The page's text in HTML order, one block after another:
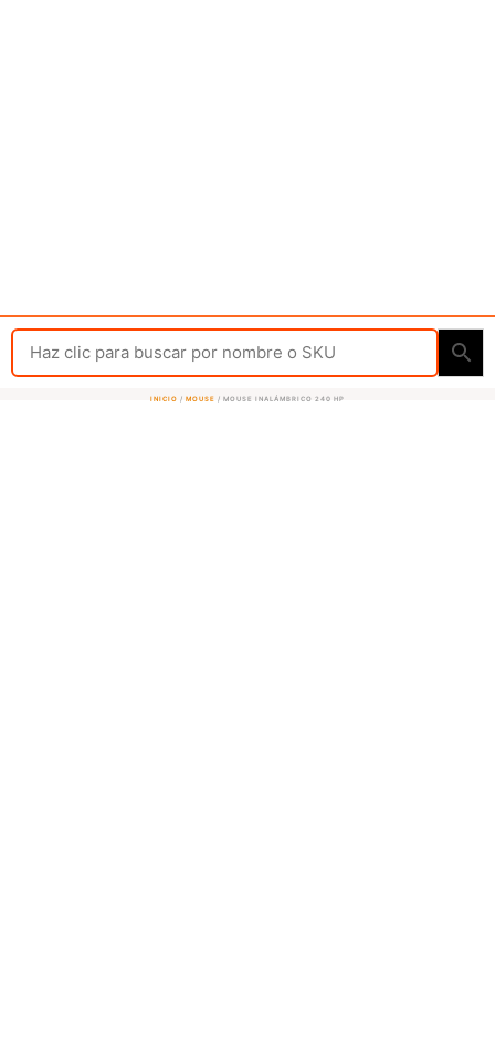
INICIO / MOUSE / MOUSE INALÁMBRICO 240 HP